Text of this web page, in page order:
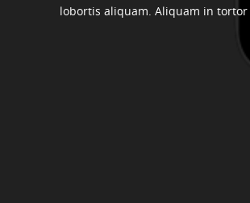
lobortis aliquam. Aliquam in tortor